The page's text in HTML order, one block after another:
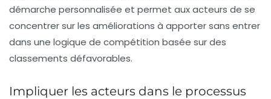
démarche personnalisée et permet aux acteurs de se
concentrer sur les améliorations à apporter sans entrer
dans une logique de compétition basée sur des
classements défavorables.
Impliquer les acteurs dans le processus